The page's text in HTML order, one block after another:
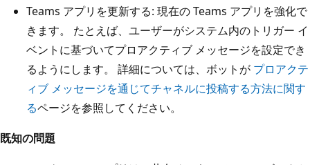
Teams アプリを更新する: 現在の Teams アプリを強化で
きます。 たとえば、ユーザーがシステム内のトリガー イ
ベントに基づいてプロアクティブ メッセージを設定でき
るようにします。 詳細については、ボットが プロアクテ
ィブ メッセージを通じてチャネルに投稿する方法に関す
るページを参照してください。
既知の問題